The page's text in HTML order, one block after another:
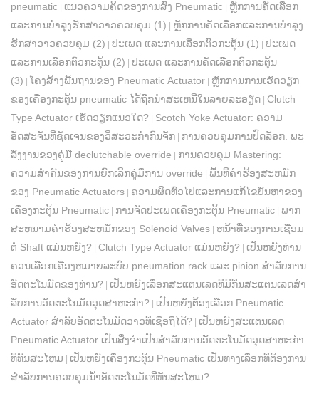
pneumatic
ແນວຄວາມຄິດຂອງການສົ່ງ Pneumatic
ຫຼັກ​ການ​ຄັດ​ເລືອກ​
ແລະ​ການ​ບໍາ​ລຸງ​ຮັກ​ສາ​ວາວ​ຄວບ​ຄຸມ (1​)
ຫຼັກ​ການ​ຄັດ​ເລືອກ​ແລະ​ການ​ບໍາ​ລຸງ​
ຮັກ​ສາ​ວາວ​ຄວບ​ຄຸມ (2​)
ປະເພດ ແລະການເລືອກຕົວກະຕຸ້ນ (1)
ປະເພດ
ແລະການເລືອກຕົວກະຕຸ້ນ (2)
ປະເພດ ແລະການຄັດເລືອກຕົວກະຕຸ້ນ
(3)
ໂຄງສ້າງພື້ນຖານຂອງ Pneumatic Actuator
ຫຼັກການການເຮັດວຽກ
ຂອງເຄື່ອງກະຕຸ້ນ pneumatic ໄດ້ຖືກນໍາສະເຫນີໃນລາຍລະອຽດ Clutch
Type Actuator ເຮັດວຽກແນວໃດ?
Scotch Yoke Actuator: ຄວາມ
ອັດສະຈັນທີ່ຊັດເຈນຂອງວິສະວະກໍາກົນຈັກ
ການ​ຄວບ​ຄຸມ​ການ​ປົດ​ລັອກ​: ພະ​
ລັງ​ງານ​ຂອງ​ຄູ່​ມື declutchable override​
ການຄວບຄຸມ Mastering:
ຄວາມສໍາຄັນຂອງການຍົກເລີກຄູ່ມືການ override
ພື້ນທີ່ຄໍາຮ້ອງສະຫມັກ
ຂອງ Pneumatic Actuators
ຄວາມຜິດທົ່ວໄປແລະການແກ້ໄຂບັນຫາຂອງ
ເຄື່ອງກະຕຸ້ນ Pneumatic
ການຈັດປະເພດເຄື່ອງກະຕຸ້ນ Pneumatic ພາກ
ສະຫນາມຄໍາຮ້ອງສະຫມັກຂອງ Solenoid Valves
ຫນ້າທີ່ຂອງການເຊື່ອມ
ຕໍ່ Shaft ແມ່ນຫຍັງ?
Clutch Type Actuator ແມ່ນຫຍັງ?
ເປັນຫຍັງທ່ານ
ຄວນເລືອກເຄື່ອງຫມາຍລະບົບ pneumation rack ແລະ pinion ສໍາລັບການ
ອັດຕະໂນມັດຂອງທ່ານ?
ເປັນຫຍັງເລືອກສະແຕນເລດທີ່ມີກິ່ນສະແຕນເລດສໍາ
ລັບການອັດຕະໂນມັດອຸດສາຫະກໍາ?
ເປັນຫຍັງຕ້ອງເລືອກ Pneumatic
Actuator ສໍາລັບອັດຕະໂນມັດວາວທີ່ເຊື່ອຖືໄດ້?
ເປັນຫຍັງສະແຕນເລດ
Pneumatic Actuator ເປັນສິ່ງຈໍາເປັນສໍາລັບການອັດຕະໂນມັດອຸດສາຫະກໍາ
ທີ່ທັນສະໄຫມ
ເປັນຫຍັງເຄື່ອງກະຕຸ້ນ Pneumatic ເປັນທາງເລືອກທີ່ຕ້ອງການ
ສໍາລັບການຄວບຄຸມນ້ໍາອັດຕະໂນມັດທີ່ທັນສະໄຫມ?